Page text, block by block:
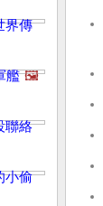
界傳
艦 🖼️
聯絡
小偷